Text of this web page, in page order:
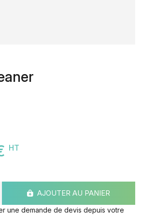
HT
AJOUTER AU PANIER
une demande de devis depuis votre